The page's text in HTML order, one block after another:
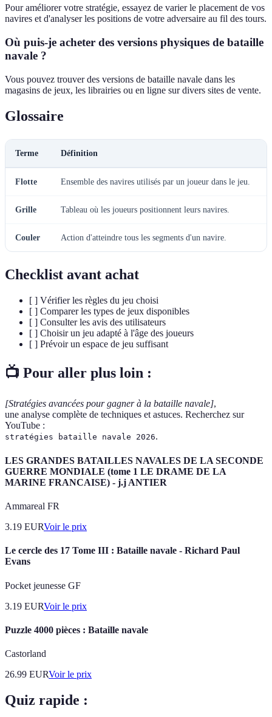
Pour améliorer votre stratégie, essayez de varier le placement de vos
navires et d'analyser les positions de votre adversaire au fil des tours.
Où puis-je acheter des versions physiques de bataille
navale ?
Vous pouvez trouver des versions de bataille navale dans les
magasins de jeux, les librairies ou en ligne sur divers sites de vente.
Glossaire
Terme Définition
Flotte Ensemble des navires utilisés par un joueur dans le jeu.
Grille Tableau où les joueurs positionnent leurs navires.
Couler Action d'atteindre tous les segments d'un navire.
Checklist avant achat
[ ] Vérifier les règles du jeu choisi
[ ] Comparer les types de jeux disponibles
[ ] Consulter les avis des utilisateurs
[ ] Choisir un jeu adapté à l'âge des joueurs
[ ] Prévoir un espace de jeu suffisant
📺 Pour aller plus loin :
[Stratégies avancées pour gagner à la bataille navale],
une analyse complète de techniques et astuces. Recherchez sur
YouTube :
stratégies bataille navale 2026.
LES GRANDES BATAILLES NAVALES DE LA SECONDE
GUERRE MONDIALE (tome 1 LE DRAME DE LA
MARINE FRANCAISE) - j.j ANTIER
Ammareal FR
3.19 EURVoir le prix
Le cercle des 17 Tome III : Bataille navale - Richard Paul
Evans
Pocket jeunesse GF
3.19 EURVoir le prix
Puzzle 4000 pièces : Bataille navale
Castorland
26.99 EURVoir le prix
Quiz rapide :